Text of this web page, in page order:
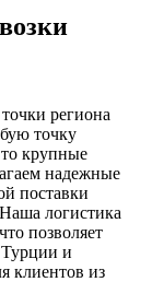
региона
точку
крупные
надежные
поставки
логистика
позволяет
Турции и
клиентов из